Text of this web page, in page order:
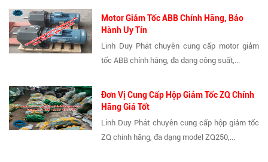
Motor Giảm Tốc ABB Chính Hãng, Bảo
Hành Uy Tín
Linh Duy Phát chuyên cung cấp motor giảm
tốc ABB chính hãng, đa dạng công suất,...
Đơn Vị Cung Cấp Hộp Giảm Tốc ZQ Chính
Hãng Giá Tốt
Linh Duy Phát chuyên cung cấp hộp giảm tốc
ZQ chính hãng, đa dạng model ZQ250,...